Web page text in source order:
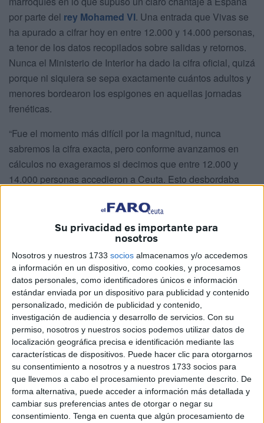
Su privacidad es importante para
nosotros
Nosotros y nuestros 1733 socios almacenamos y/o accedemos
a información en un dispositivo, como cookies, y procesamos
datos personales, como identificadores únicos e información
estándar enviada por un dispositivo para publicidad y contenido
personalizado, medición de publicidad y contenido,
investigación de audiencia y desarrollo de servicios. Con su
permiso, nosotros y nuestros socios podemos utilizar datos de
localización geográfica precisa e identificación mediante las
características de dispositivos. Puede hacer clic para otorgarnos
su consentimiento a nosotros y a nuestros 1733 socios para
que llevemos a cabo el procesamiento previamente descrito. De
forma alternativa, puede acceder a información más detallada y
cambiar sus preferencias antes de otorgar o negar su
consentimiento. Tenga en cuenta que algún procesamiento de
por parte del rey Mohamed VI. Una entrada que Vivas se
ha apurado a cifrar hoy en entre 12.000 y 14.000 personas,
a tenor de los datos recopilados sobre salidas y retornos.
Nunca el Ministerio de Interior ha dado la cifra oficial, quizá
porque ni siquiera se sepa exactamente cuántos adultos y
menores bordearon los espigones en aquellas jornadas
frenéticas.
“Fue el momento más difícil por la magnitud, nunca
sabremos la cifra exacta, pero conforme avanzamos en
cálculos no exageramos si decimos que entre 12.000 y
14.000 personas accedieron a Ceuta. Esto desbordaba
Supuso el 15% de la población total de Ceuta, es como si
en Madrid entrara medio millón de personas de golpe”, ha
comparado la primera autoridad de la ciudad.